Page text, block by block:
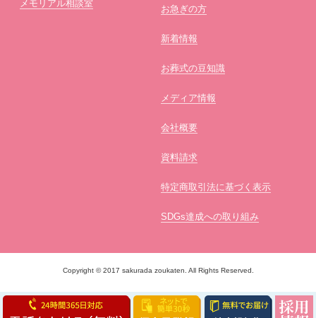
メモリアル相談室
お急ぎの方
新着情報
お葬式の豆知識
メディア情報
会社概要
資料請求
特定商取引法に基づく表示
SDGs達成への取り組み
Copyright © 2017 sakurada zoukaten. All Rights Reserved.